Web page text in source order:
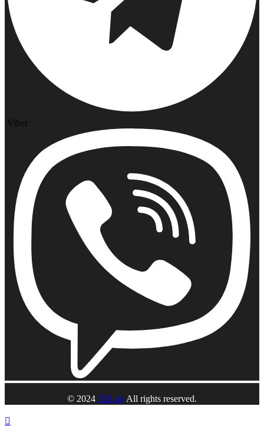
Viber
© 2024 3DLab All rights reserved.